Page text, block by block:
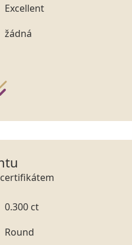
Excellent
žádná
certifikátem
0.300 ct
Round